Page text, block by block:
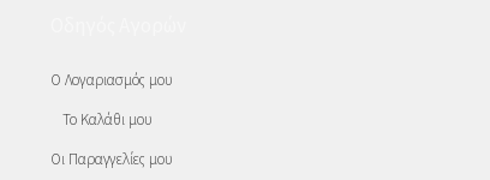
Ο Λογαριασμός μου
Το Καλάθι μου
Οι Παραγγελίες μου